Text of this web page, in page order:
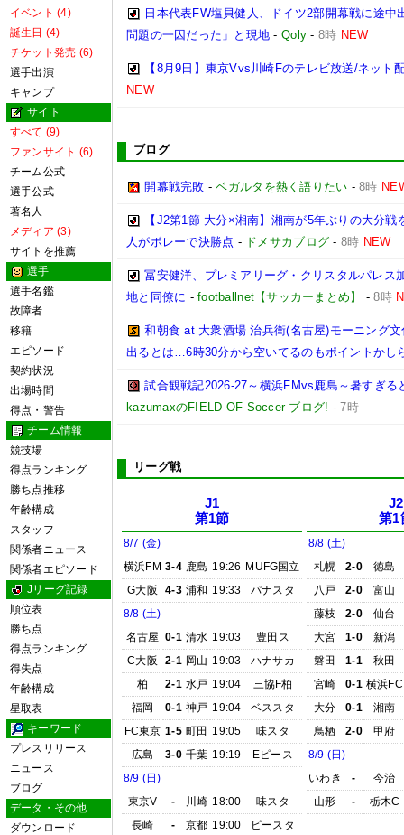
イベント (4)
誕生日 (4)
チケット発売 (6)
選手出演
キャンプ
サイト
すべて (9)
ファンサイト (6)
チーム公式
選手公式
著名人
メディア (3)
サイトを推薦
選手
選手名鑑
故障者
移籍
エピソード
契約状況
出場時間
得点・警告
チーム情報
競技場
得点ランキング
勝ち点推移
年齢構成
スタッフ
関係者ニュース
関係者エピソード
Jリーグ記録
順位表
勝ち点
得点ランキング
得失点
年齢構成
星取表
キーワード
プレスリリース
ニュース
ブログ
データ・その他
ダウンロード
日本代表FW塩貝健人、ドイツ2部開幕戦に途
問題の一因だった」と現地 -Qoly - 8時 NEW
【8月9日】東京Vvs川崎Fのテレビ放送/ネット
NEW
ブログ
開幕戦完敗 -ベガルタを熱く語りたい -8時
【J2第1節 大分×湘南】湘南が5年ぶりの大分
人がボレーで決勝点 - ドメサカブログ - 8時 NEW
冨安健洋、プレミアリーグ・クリスタルパレ
地と同僚に -footballnet【サッカーまとめ】 -8時
和朝食 at 大衆酒場 治兵衛(名古屋)モーニング
出るとは…6時30分から空いてるのもポイントかし
試合観戦記2026-27～横浜FMvs鹿島～暑すぎ
kazumaxのFIELD OF Soccer ブログ! -7時
リーグ戦
J1
第1節
8/7 (金)
横浜FM 3-4 鹿島 19:26 MUFG国立
G大阪
4-3 浦和 19:33
パナスタ
8/8 (土)
名古屋 0-1 清水 19:03
豊田ス
C大阪
2-1 岡山 19:03
ハナサカ
柏
2-1 水戸 19:04
三協F柏
福岡
0-1 神戸 19:04
ベススタ
FC東京 1-5 町田 19:05
味スタ
広島
3-0 千葉 19:19
Eピース
8/9 (日)
東京V
- 川崎 18:00
味スタ
長崎
- 京都 19:00 ピースタ
J2
第1
8/8 (土)
札幌
2-0
徳島
八戸
2-0
富山
藤枝
2-0
仙台
大宮
1-0
新潟
磐田
1-1
秋田
宮崎
0-1 横浜FC
大分
0-1
湘南
鳥栖
2-0
甲府
8/9 (日)
いわき
-
今治
山形
- 栃木C